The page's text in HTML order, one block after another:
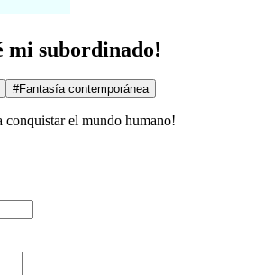
mi subordinado!
#Fantasía contemporánea
conquistar el mundo humano!